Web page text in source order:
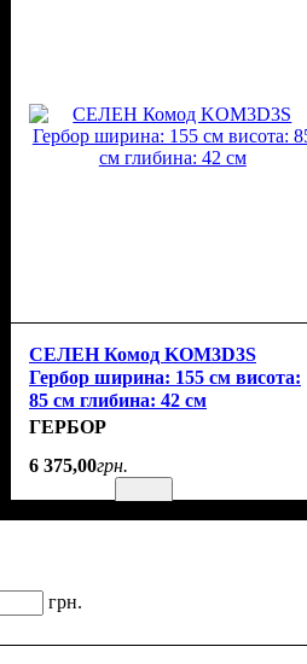
СЕЛЕН Комод KOM3D3S
Гербор ширина: 155 см висота:
85 см глибина: 42 см
ГЕРБОР
6 375,00грн.
грн.